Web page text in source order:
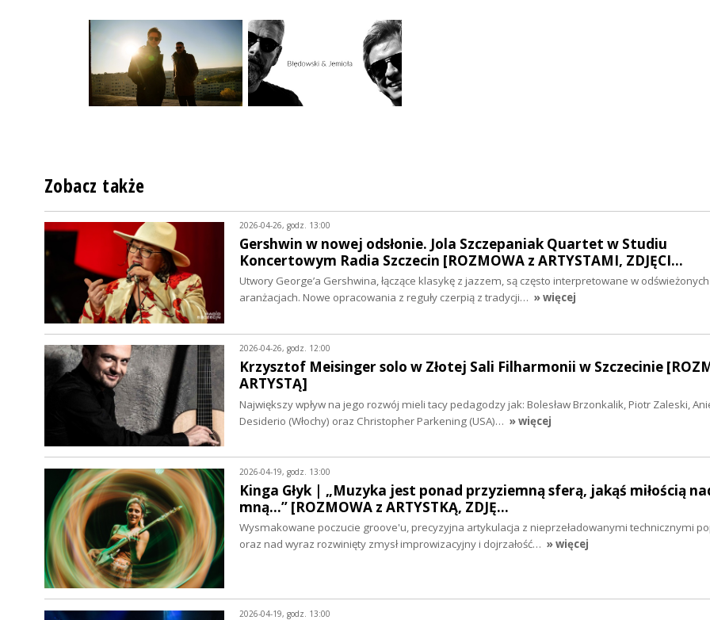
Zobacz także
2026-04-26, godz. 13:00
Gershwin w nowej odsłonie. Jola Szczepaniak Quartet w Studiu
Koncertowym Radia Szczecin [ROZMOWA z ARTYSTAMI, ZDJĘCI…
Utwory George’a Gershwina, łączące klasykę z jazzem, są często interpretowane w odświeżonych
aranżacjach. Nowe opracowania z reguły czerpią z tradycji… » więcej
2026-04-26, godz. 12:00
Krzysztof Meisinger solo w Złotej Sali Filharmonii w Szczecinie
ARTYSTĄ]
Największy wpływ na jego rozwój mieli tacy pedagodzy jak: Bolesław Brzonkalik, Piotr Zaleski,
Desiderio (Włochy) oraz Christopher Parkening (USA)… » więcej
2026-04-19, godz. 13:00
Kinga Głyk | „Muzyka jest ponad przyziemną sferą, jakąś miłością
mną...” [ROZMOWA z ARTYSTKĄ, ZDJĘ…
Wysmakowane poczucie groove'u, precyzyjna artykulacja z nieprzeładowanymi technicznymi
oraz nad wyraz rozwinięty zmysł improwizacyjny i dojrzałość… » więcej
2026-04-19, godz. 13:00